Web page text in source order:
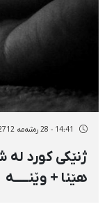
14:41 - 28 رەشەمه 2712
ژنێکی کورد لە
هێنا + وێنـــــە